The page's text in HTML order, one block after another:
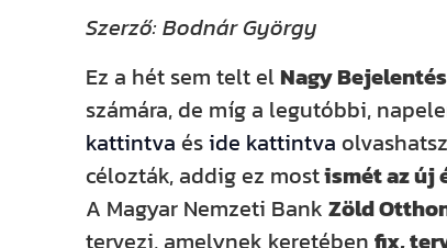
Szerző: Bodnár György
Ez a hét sem telt el Nagy Bejelentés
számára, de míg a legutóbbi,
kattintva éside kattintva
célozták, addig ez mostismét az új
A Magyar Nemzeti BankZöld
tervezi, amelynek keretébenfix,